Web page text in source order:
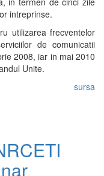
intreprinse.
utilizarea frecventelor
de comunicatii
2008, iar in mai 2010
Unite.
sursa